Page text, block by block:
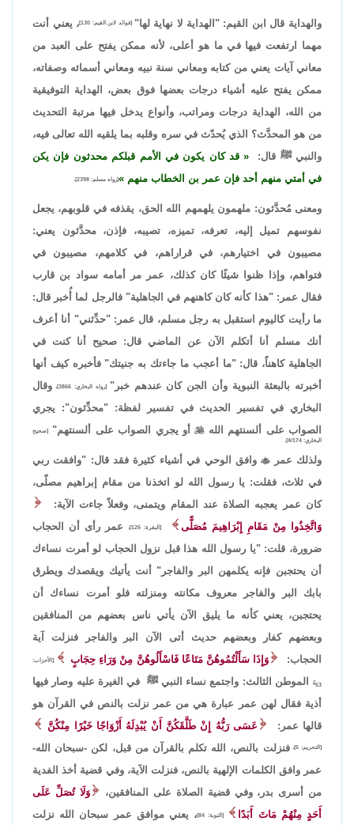
والهداية قال ابن القيم: "الهداية لا نهاية لها" [فوائد لابن القيم: 130]
، يعني أنت
مهما ارتفعت فيها في ما هو أعلى، لأنه ممكن يفتح على العبد من
معاني آيات يعني من كتابه ومعاني سنة نبيه ومعاني أسمائه وصفاته،
ممكن يفتح عليه أشياء درجات بعضها فوق بعض، الهداية التوفيقية
من الله، الهداية درجات ومراتب، وأنواع يدخل فيها مرتبة التحديث
من هو المحدَّث؟ الذي يُحدّث في سره وقلبه بما يلقيه الله تعالى فيه،
والنبي ﷺ قال:
قد كان يكون في الأمم قبلكم محدثون فإن يكن
في أمتي منهم أحد فإن عمر بن الخطاب منهم
[رواه مسلم: 2398].
ومعنى مُحدَّثون: ملهمون يلهمهم الله الحق، يقذفه في قلوبهم، يجعل
نفوسهم تميل إليه، تعرفه، تميزه، تصيبه، فإذن، محدَّثون يعني:
مصيبون في اختيارهم، في قراراهم، في كلامهم، مصيبون في
فتواهم، وإذا ظنوا شيئًا كان كذلك، عمر مر أمامه سواد بن قارب
فقال عمر: "هذا كأنه كان كاهنهم في الجاهلية" فالرجل لما أُخبر قال:
ما رأيت كاليوم استقبل به رجل مسلم، قال عمر: "حدِّثني" أنا أعرف
أنك مسلم أنا أتكلم الآن عن الماضي قال: صحيح أنا كنت في
الجاهلية كاهناً، قال: "ما أعجب ما جاءتك به جنيتك" فأخبره كيف أنها
أخبرته بالبعثة النبوية وأن الجن كان عندهم خبر" [رواه البخاري: 3866]،
وقال
البخاري في تفسير الحديث في تفسير لفظة: "محدِّثون": يجري
الصواب على ألسنتهم اللهأو يجري الصواب على ألسنتهم"
[صحيح
البخاري: 4/174].
ولذلك عمروافق الوحي في أشياء كثيرة فقد قال: "وافقت ربي
في ثلاث، فقلت: يا رسول الله لو اتخذنا من مقام إبراهيم مصلّى،
كان عمر يعجبه الصلاة عند المقام ويتمنى، وفعلاً جاءت الآية:
وَاتَّخِذُوا مِنْ مَقَامِ إِبْرَاهِيمَ مُصَلًّى
[البقرة: 125]،
عمر رأى أن الحجاب
ضرورة، قلت: "يا رسول الله هذا قبل نزول الحجاب لو أمرت نساءك
أن يحتجبن فإنه يكلمهن البر والفاجر" أنت يأتيك ويقصدك ويطرق
بابك البر والفاجر معروف مكانته ومنزلته فلو أمرت نساءك أن
يحتجبن، يعني كأنه ما يليق الآن يأتي ناس بعضهم من المنافقين
وبعضهم كفار وبعضهم حديث أتى الآن البر والفاجر فنزلت آية
الحجاب:
وَإِذَا سَأَلْتُمُوهُنَّ مَتَاعًا فَاسْأَلُوهُنَّ مِنْ وَرَاءِ حِجَابٍ [الأحزاب:
53]،
الموطن الثالث: واجتمع نساء النبي ﷺ في الغيرة عليه وصار فيها
أذية فقال لهن عمر عبارة هي من عمر نزلت بالنص في القرآن هو
قالها عمر:
عَسَى رَبُّهُ إِنْ طَلَّقَكُنَّ أَنْ يُبْدِلَهُ أَزْوَاجًا خَيْرًا مِنْكُنَّ
[التحريم: 5]،
فنزلت بالنص، الله تكلم بالقرآن من قبل، لكن -سبحان الله-
عمر وافق الكلمات الإلهية بالنص، فنزلت الآية، وفي قضية أخذ الفدية
من أسرى بدر، وفي قضية الصلاة على المنافقين،
وَلَا تُصَلِّ عَلَى
أَحَدٍ مِنْهُمْ مَاتَ أَبَدًا
[التوبة: 84] ، يعني موافق عمر سبحان الله نزلت